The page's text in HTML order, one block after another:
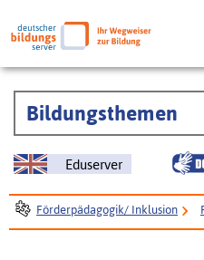
Bildungsthemen
Eduserver
Förderpädagogik/ Inklusion